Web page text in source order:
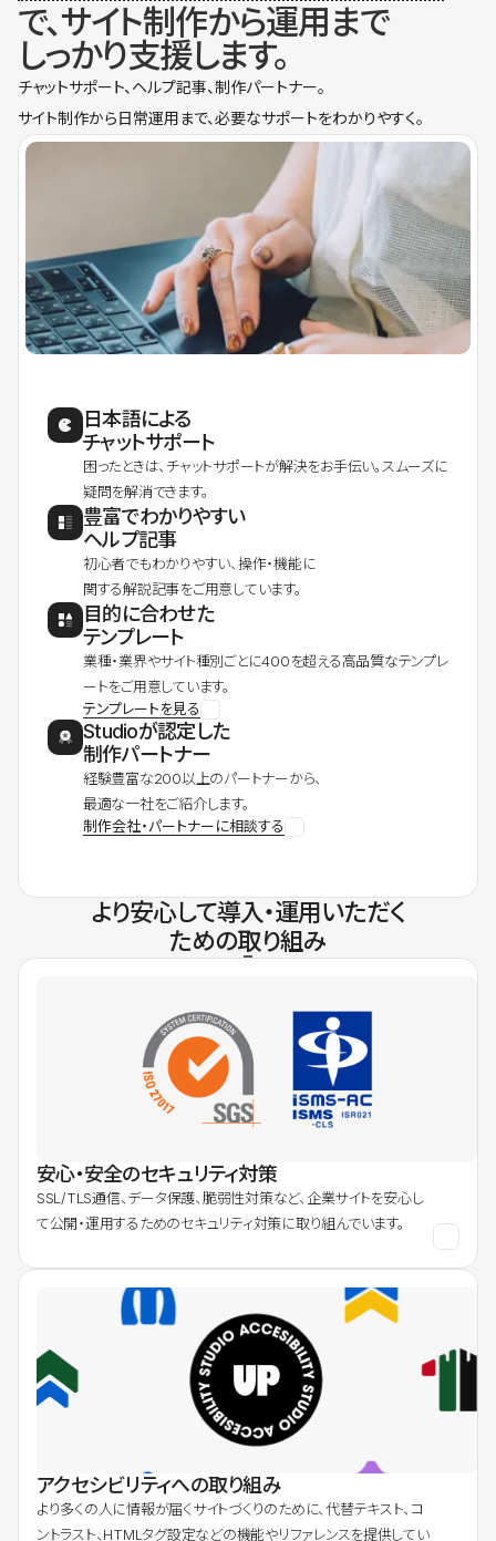
で、サイト制作から運用まで
しっかり支援します。
チャットサポート、ヘルプ記事、制作パートナー。
サイト制作から日常運用まで、必要なサポートをわかりやすく。
日本語による
チャットサポート
困ったときは、チャットサポートが解決をお手伝い。スムーズに
疑問を解消できます。
豊富でわかりやすい
ヘルプ記事
初心者でもわかりやすい、操作・機能に
関する解説記事をご用意しています。
目的に合わせた
テンプレート
業種・業界やサイト種別ごとに400を超える高品質なテンプレ
ートをご用意しています。
テンプレートを見る
Studioが認定した
制作パートナー
経験豊富な200以上のパートナーから、
最適な一社をご紹介します。
制作会社・パートナーに相談する
より安心して導入・運用いただく
ための取り組み
安心・安全のセキュリティ対策
SSL/TLS通信、データ保護、脆弱性対策など、企業サイトを安心し
て公開・運用するためのセキュリティ対策に取り組んでいます。
アクセシビリティへの取り組み
より多くの人に情報が届くサイトづくりのために、代替テキスト、コ
ントラスト、HTMLタグ設定などの機能やリファレンスを提供してい